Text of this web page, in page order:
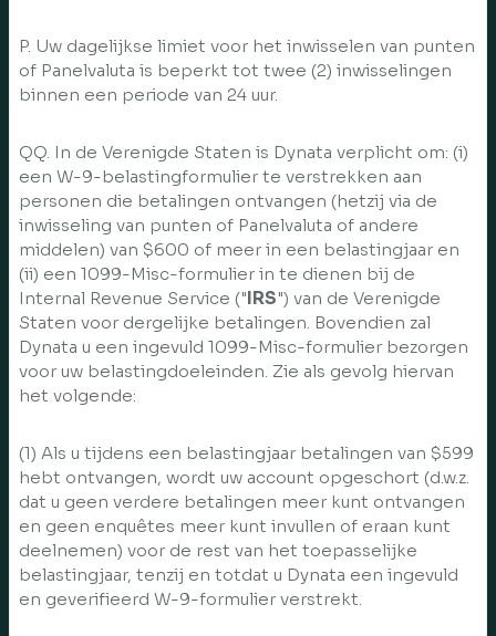
P. Uw dagelijkse limiet voor het inwisselen van punten
of Panelvaluta is beperkt tot twee (2) inwisselingen
binnen een periode van 24 uur.
QQ. In de Verenigde Staten is Dynata verplicht om: (i)
een W-9-belastingformulier te verstrekken aan
personen die betalingen ontvangen (hetzij via de
inwisseling van punten of Panelvaluta of andere
middelen) van $600 of meer in een belastingjaar en
(ii) een 1099-Misc-formulier in te dienen bij de
Internal Revenue Service ("IRS") van de Verenigde
Staten voor dergelijke betalingen. Bovendien zal
Dynata u een ingevuld 1099-Misc-formulier bezorgen
voor uw belastingdoeleinden. Zie als gevolg hiervan
het volgende:
(1) Als u tijdens een belastingjaar betalingen van $599
hebt ontvangen, wordt uw account opgeschort (d.w.z.
dat u geen verdere betalingen meer kunt ontvangen
en geen enquêtes meer kunt invullen of eraan kunt
deelnemen) voor de rest van het toepasselijke
belastingjaar, tenzij en totdat u Dynata een ingevuld
en geverifieerd W-9-formulier verstrekt.